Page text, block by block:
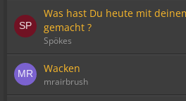
e
Was hast Du heute mit
gemacht ?
Spökes
Wacken
mrairbrush